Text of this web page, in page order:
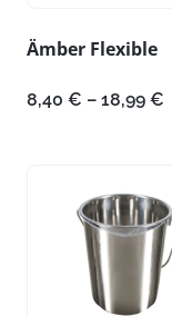
Ämber Flexible
8,40 € – 18,99 €